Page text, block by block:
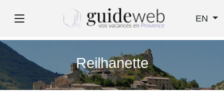
EN
Reilhanette